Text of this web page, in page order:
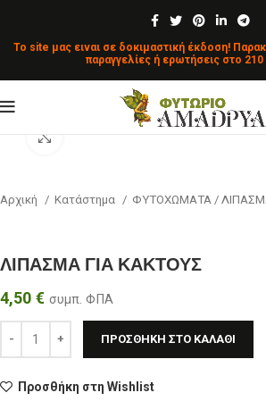
To site μας ειναι σε δοκιμαστική έκδοση!
παραγγελίες ή ερωτήσεις στο 210
Αρχική Κατάστημα ΦΥΤΟΧΩΜΑΤΑ /
ΛΙΠΑΣΜΑ ΓΙΑ ΚΑΚΤΟΥΣ
4,50 € συμπ. ΦΠΑ
ΠΡΟΣΘΉΚΗ ΣΤΟ ΚΑΛΆΘΙ
Προσθήκη στη Wishlist